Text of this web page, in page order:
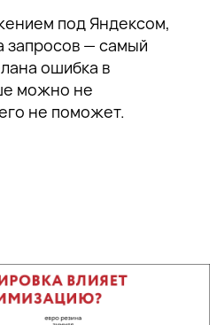
под Яндексом,
запросов — самый
ошибка в
можно не
не поможет.